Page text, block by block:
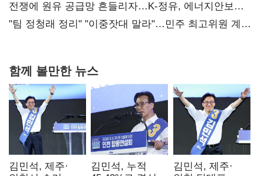
때리기
전쟁에 원유 공급망 흔들리자…K-정유, 에너지안보
핵심으로 재부상
"팀 정청래 정리" "이중잣대 말라"…민주 최고위원 계파
함께 볼만한 뉴스
김민석, 제주·
김민석, 누적
김민석, 제주·